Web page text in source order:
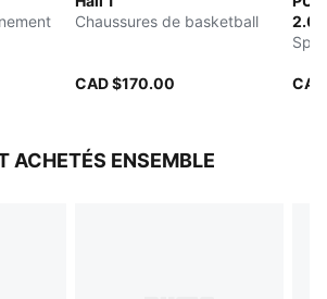
Chaussures de basketball
CAD $170.00
2.0
ACHETÉS ENSEMBLE